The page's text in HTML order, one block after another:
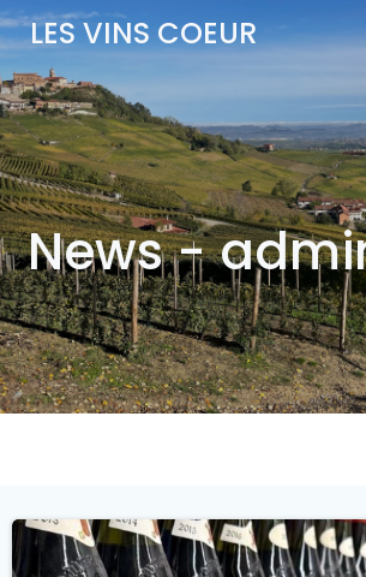
au
LES VINS COEUR
News -